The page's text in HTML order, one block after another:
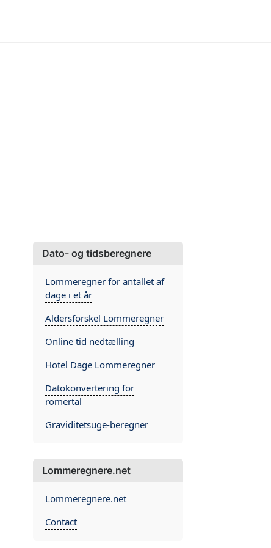
Dato- og tidsberegnere
Lommeregner for antallet af
dage i et år
Aldersforskel Lommeregner
Online tid nedtælling
Hotel Dage Lommeregner
Datokonvertering for
romertal
Graviditetsuge-beregner
Lommeregnere.net
Lommeregnere.net
Contact